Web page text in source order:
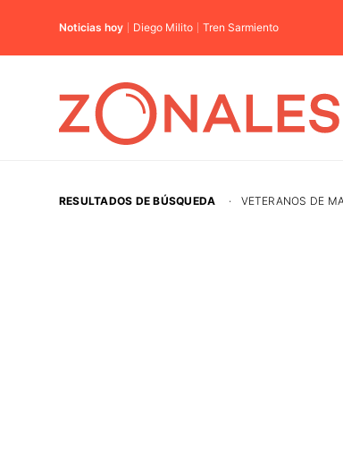
Noticias hoy Diego Milito Tren Sarmiento
RESULTADOS DE BÚSQUEDA · VETERANOS DE